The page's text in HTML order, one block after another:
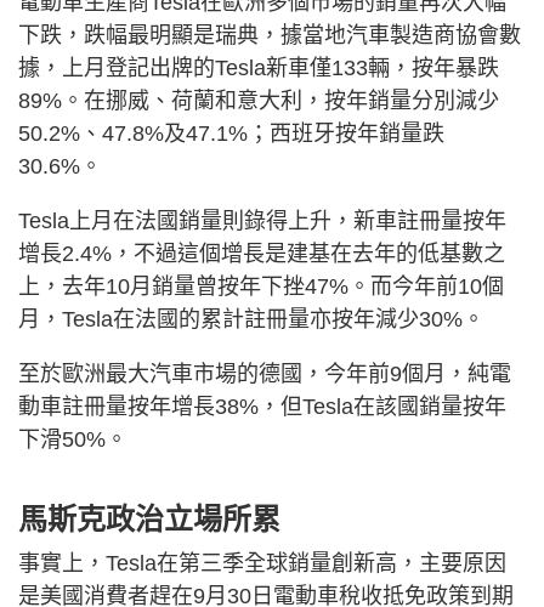
下跌，跌幅最明顯是瑞典，據當地汽車製造商協會數
據，上月登記出牌的Tesla新車僅133輛，按年暴跌
89%。在挪威、荷蘭和意大利，按年銷量分別減少
50.2%、47.8%及47.1%；西班牙按年銷量跌
30.6%。
Tesla上月在法國銷量則錄得上升，新車註冊量按年
增長2.4%，不過這個增長是建基在去年的低基數之
上，去年10月銷量曾按年下挫47%。而今年前10個
月，Tesla在法國的累計註冊量亦按年減少30%。
至於歐洲最大汽車市場的德國，今年前9個月，純電
動車註冊量按年增長38%，但Tesla在該國銷量按年
下滑50%。
馬斯克政治立場所累
事實上，Tesla在第三季全球銷量創新高，主要原因
是美國消費者趕在9月30日電動車稅收抵免政策到期